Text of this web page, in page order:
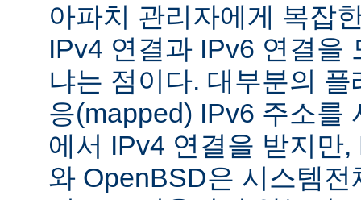
아파치 관리자에게 복잡
IPv4 연결과 IPv6 연결을
냐는 점이다. 대부분의
응(mapped) IPv6 주소를
에서 IPv4 연결을 받지만
와 OpenBSD은 시스템